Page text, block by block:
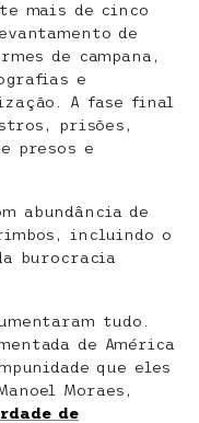
mais de cinco
de
de campana,
e
A fase final
prisões,
presos e
abundância de
incluindo o
burocracia
tudo.
de América
que eles
Moraes,
de